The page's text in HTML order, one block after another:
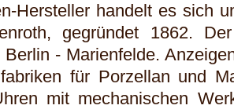
Hersteller handelt es sich
gegründet 1862.
Berlin - Marienfelde.
für Porzellan und
mit mechanischen